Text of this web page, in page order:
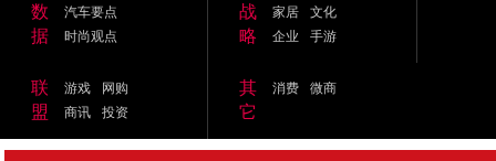
数
据
汽车要点
时尚观点
战
略
家居
文化
企业
手游
联
盟
游戏
网购
商讯
投资
其
它
消费 微商